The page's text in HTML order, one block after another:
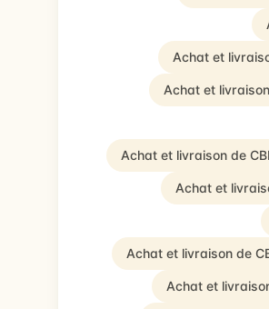
Achat et
Achat et
Achat et livraison de
Achat et
Achat et livraison de
Achat et